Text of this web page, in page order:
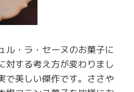
ル・ラ・セーヌのお菓子に
対する考え方が変わりまし
で美しい傑作です。ささや